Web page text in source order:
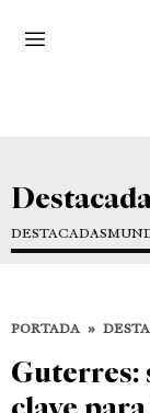
DESTACADAS
PORTADA »
Guterres: